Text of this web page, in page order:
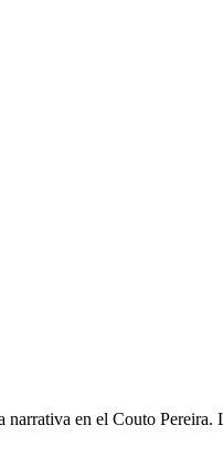
narrativa en el Couto